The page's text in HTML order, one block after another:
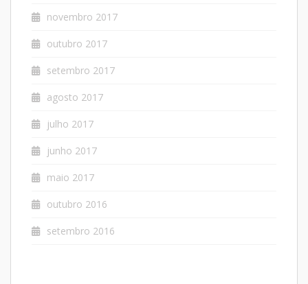
novembro 2017
outubro 2017
setembro 2017
agosto 2017
julho 2017
junho 2017
maio 2017
outubro 2016
setembro 2016